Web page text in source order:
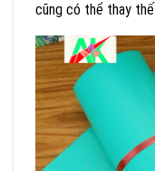
cũng có thể thay thế